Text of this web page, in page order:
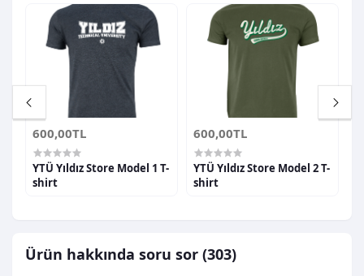
600,00TL
YTÜ Yıldız Store Model 1 T-
shirt
600,00TL
YTÜ Yıldız Store Model 2 T-
shirt
Ürün hakkında soru sor (303)